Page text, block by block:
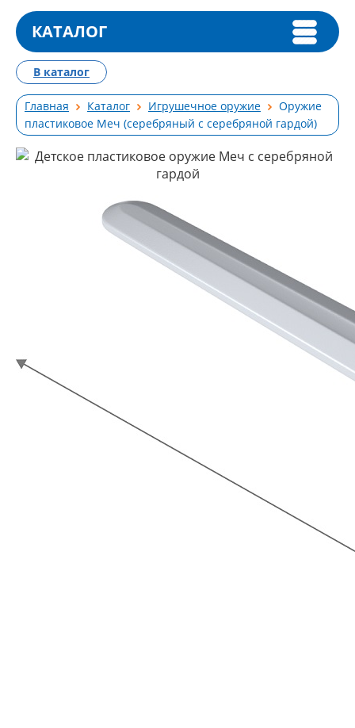
КАТАЛОГ
Главная Каталог Игрушечное оружие
Оружие
пластиковое Меч (серебряный с серебряной гардой)
В каталог